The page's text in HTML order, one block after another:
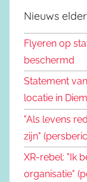
Nieuws
Flyeren op
beschermd
Statement
locatie in
"Als levens
zijn"
XR-rebel: "Ik
organisatie"